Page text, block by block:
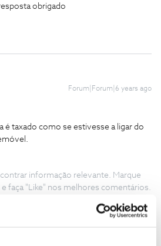
obrigado
Forum|Forum|6 years ago
é taxado como se estivesse a ligar do
informação relevante. Marque
faça "Like" nos melhores comentários.